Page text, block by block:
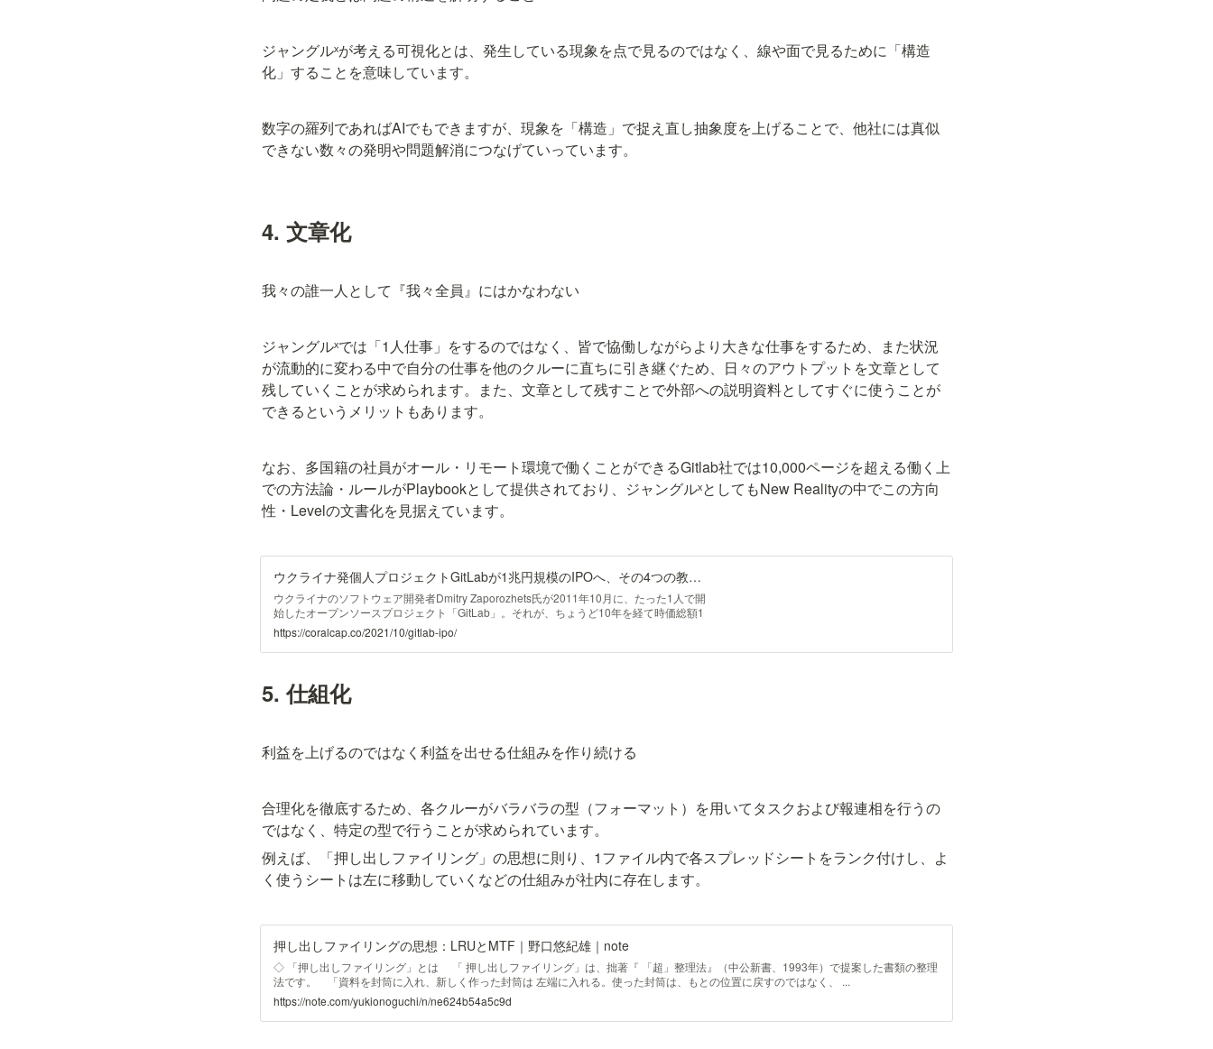
ジャングルˣが考える可視化とは、発生している現象を点で見るのではなく、線や面で見るために「構造
化」することを意味しています。
数字の羅列であればAIでもできますが、現象を「構造」で捉え直し抽象度を上げることで、他社には真似
できない数々の発明や問題解消につなげていっています。
4. 文章化
我々の誰一人として『我々全員』にはかなわない
ジャングルˣでは「1人仕事」をするのではなく、皆で協働しながらより大きな仕事をするため、また状況
が流動的に変わる中で自分の仕事を他のクルーに直ちに引き継ぐため、日々のアウトプットを文章として
残していくことが求められます。また、文章として残すことで外部への説明資料としてすぐに使うことが
できるというメリットもあります。
なお、多国籍の社員がオール・リモート環境で働くことができるGitlab社では10,000ページを超える働く上
での方法論・ルールがPlaybookとして提供されており、ジャングルˣとしてもNew Realityの中でこの方向
性・Levelの文書化を見据えています。
ウクライナ発個人プロジェクトGitLabが1兆円規模のIPOへ、その4つの教訓 | Coral Capital
ウクライナのソフトウェア開発者Dmitry Zaporozhets氏が2011年10月に、たった1人で開
始したオープンソースプロジェクト「GitLab」。それが、ちょうど10年を経て時価総額1
兆円もうかがうほどの大成功したDevOpsのSaaSプラットフォームへと進化することにな
ると想像した人は、ほとんどいなかったと思います。GitLabのライセンス・SaaSビジネ
スを展開するGitLab ...
https://coralcap.co/2021/10/gitlab-ipo/
5. 仕組化
利益を上げるのではなく利益を出せる仕組みを作り続ける
合理化を徹底するため、各クルーがバラバラの型（フォーマット）を用いてタスクおよび報連相を行うの
ではなく、特定の型で行うことが求められています。
例えば、「押し出しファイリング」の思想に則り、1ファイル内で各スプレッドシートをランク付けし、よ
く使うシートは左に移動していくなどの仕組みが社内に存在します。
押し出しファイリングの思想：LRUとMTF｜野口悠紀雄｜note
◇ 「押し出しファイリング」とは 「 押し出しファイリング」は、拙著『 「超」整理法』（中公新書、1993年）で提案した書類の整理
法です。 「資料を封筒に入れ、新しく作った封筒は 左端に入れる。使った封筒は、もとの位置に戻すのではなく、 ...
https://note.com/yukionoguchi/n/ne624b54a5c9d